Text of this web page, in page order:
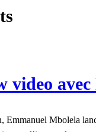
video
Emmanuel Mbolela